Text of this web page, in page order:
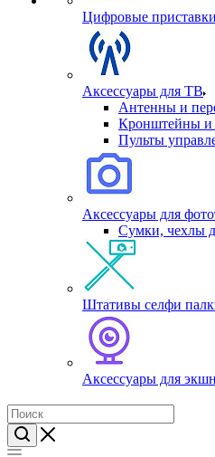
Цифровые
Аксессуары для ТВ
Антенны и
Кронштейны и
Пульты
Аксессуары для
Сумки, чехлы
Штативы селфи
Аксессуары для